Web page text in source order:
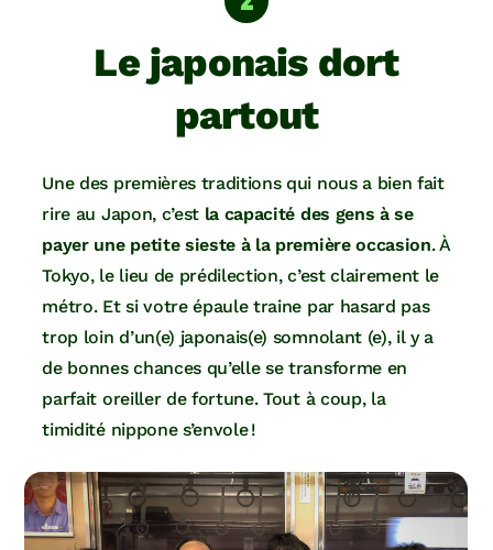
Le japonais dort
partout
Une des premières traditions qui nous a bien fait
rire au Japon, c’est la capacité des gens à se
payer une petite sieste à la première occasion. À
Tokyo, le lieu de prédilection, c’est clairement le
métro. Et si votre épaule traine par hasard pas
trop loin d’un(e) japonais(e) somnolant (e), il y a
de bonnes chances qu’elle se transforme en
parfait oreiller de fortune. Tout à coup, la
timidité nippone s’envole !